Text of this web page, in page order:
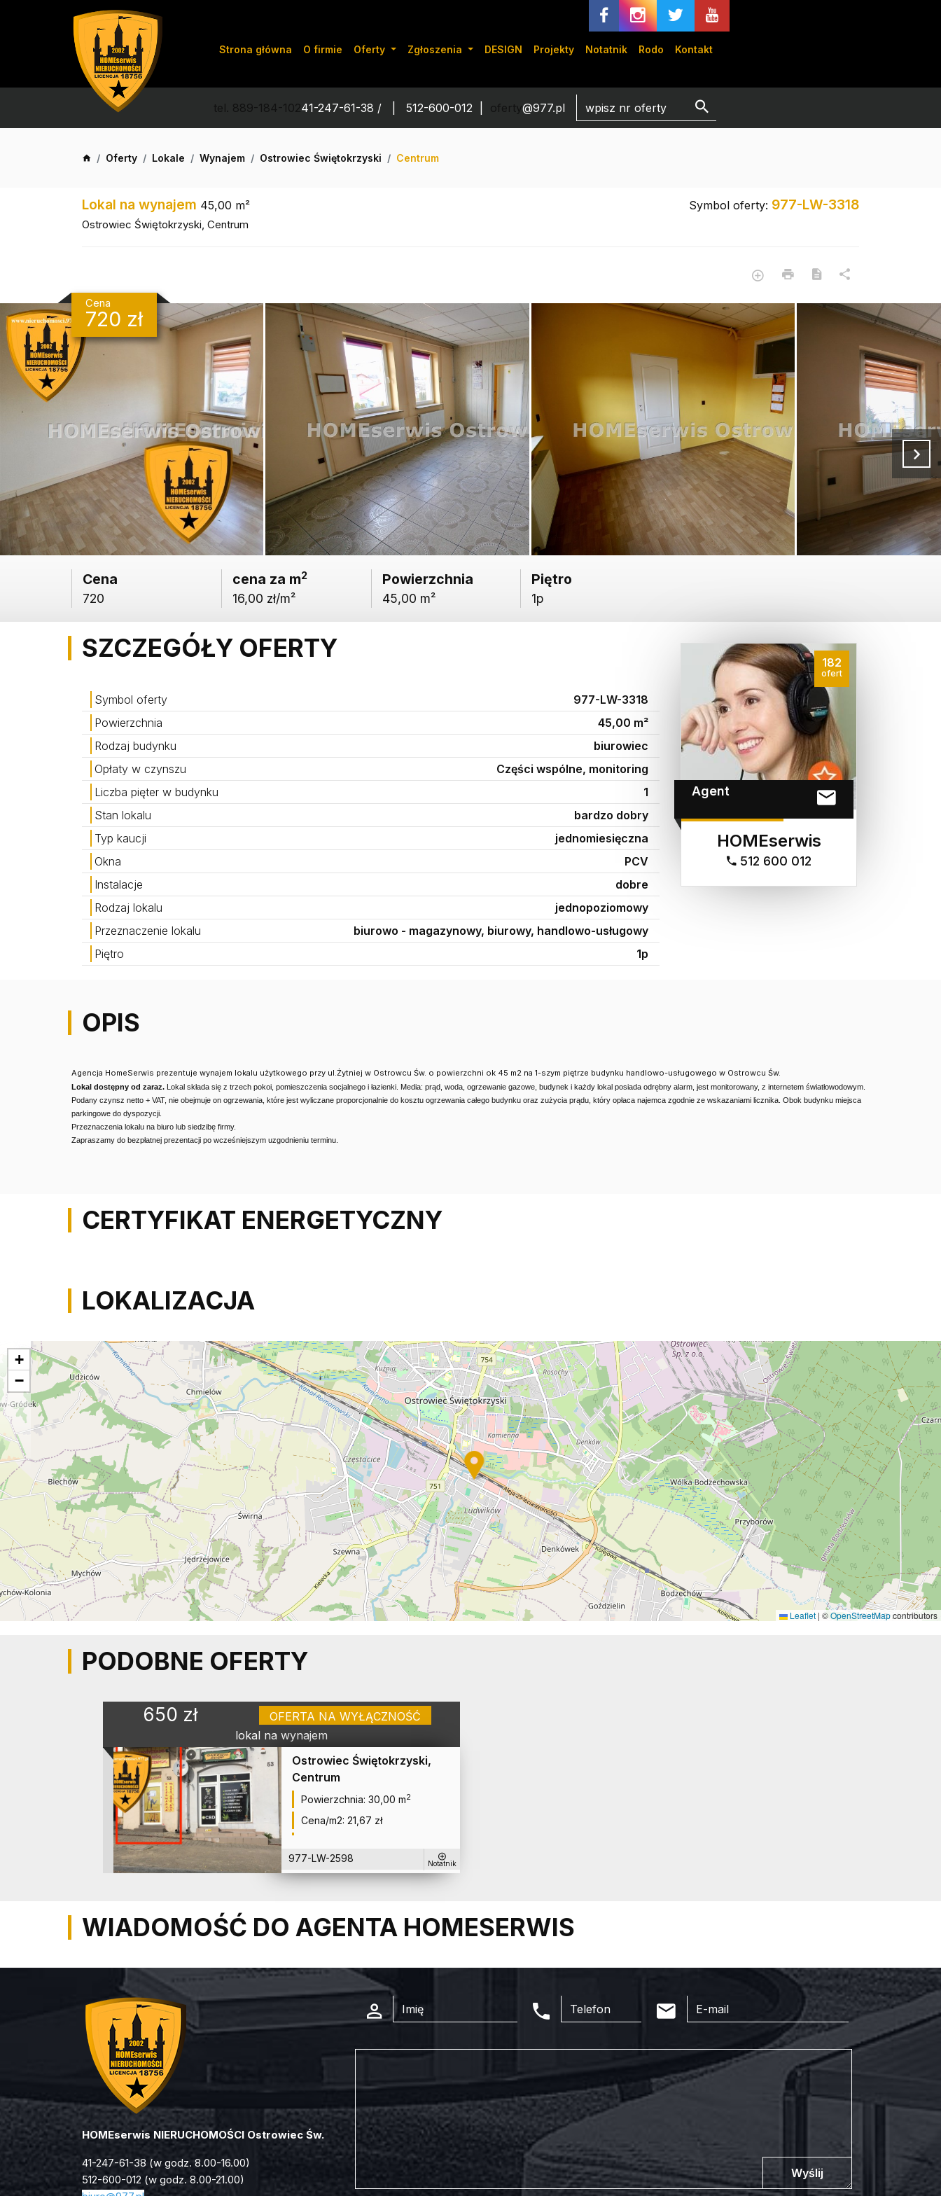
Strona główna O firmie Oferty Zgłoszenia DESIGN Projekty Notatnik Rodo Kontakt
tel. 889-184-10241-247-61-38 / 512-600-012 oferty@977.pl
Oferty Lokale Wynajem Ostrowiec Świętokrzyski Centrum
Lokal na wynajem 45,00 m²
Ostrowiec Świętokrzyski, Centrum
Symbol oferty: 977-LW-3318
Cena
720 zł
Cena
720
cena za m2
16,00 zł/m²
Powierzchnia
45,00 m²
Piętro
1p
SZCZEGÓŁY OFERTY
Symbol oferty
977-LW-3318
Powierzchnia
45,00 m²
Rodzaj budynku
biurowiec
Opłaty w czynszu
Części wspólne, monitoring
Liczba pięter w budynku
1
Stan lokalu
bardzo dobry
Typ kaucji
jednomiesięczna
Okna
PCV
Instalacje
dobre
Rodzaj lokalu
jednopoziomowy
Przeznaczenie lokalu
biurowo - magazynowy, biurowy, handlowo-usługowy
Piętro
1p
182
ofert
Agent
HOMEserwis
512 600 012
OPIS
Agencja HomeSerwis prezentuje wynajem lokalu użytkowego przy ul.Żytniej w Ostrowcu Św. o powierzchni ok 45 m2 na 1-szym piętrze budynku handlowo-usługowego w Ostrowcu Św.
Lokal dostępny od zaraz. Lokal składa się z trzech pokoi, pomieszczenia socjalnego i łazienki. Media: prąd, woda, ogrzewanie gazowe, budynek i każdy lokal posiada odrębny alarm, jest monitorowany, z internetem światłowodowym.
Podany czynsz netto + VAT, nie obejmuje on ogrzewania, które jest wyliczane proporcjonalnie do kosztu ogrzewania całego budynku oraz zużycia prądu, który opłaca najemca zgodnie ze wskazaniami licznika. Obok budynku miejsca
parkingowe do dyspozycji.
Przeznaczenia lokalu na biuro lub siedzibę firmy.
Zapraszamy do bezpłatnej prezentacji po wcześniejszym uzgodnieniu terminu.
CERTYFIKAT ENERGETYCZNY
LOKALIZACJA
+
−
Leaflet | ©OpenStreetMapcontributors
PODOBNE OFERTY
650 zł
OFERTA NA WYŁĄCZNOŚĆ
lokal na wynajem
Ostrowiec Świętokrzyski,
Centrum
Powierzchnia: 30,00 m2
Cena/m2: 21,67 zł
977-LW-2598 Notatnik
WIADOMOŚĆ DO AGENTA HOMESERWIS
HOMEserwis NIERUCHOMOŚCI Ostrowiec Św.
41-247-61-38 (w godz. 8.00-16.00)
512-600-012 (w godz. 8.00-21.00)
Wyślij